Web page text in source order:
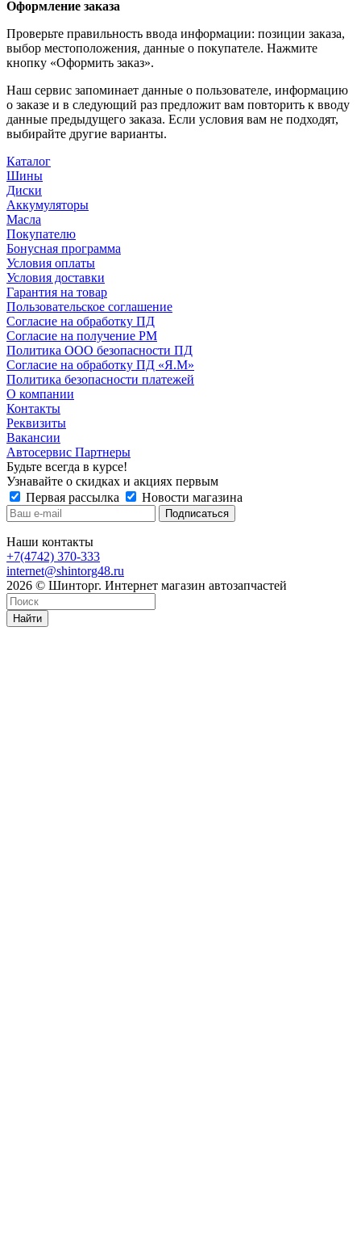
Оформление заказа
Проверьте правильность ввода информации: позиции заказа,
выбор местоположения, данные о покупателе. Нажмите
кнопку «Оформить заказ».
Наш сервис запоминает данные о пользователе, информацию
о заказе и в следующий раз предложит вам повторить к вводу
данные предыдущего заказа. Если условия вам не подходят,
выбирайте другие варианты.
Каталог
Шины
Диски
Аккумуляторы
Масла
Покупателю
Бонусная программа
Условия оплаты
Условия доставки
Гарантия на товар
Пользовательское соглашение
Согласие на обработку ПД
Согласие на получение РМ
Политика ООО безопасности ПД
Согласие на обработку ПД «Я.М»
Политика безопасности платежей
О компании
Контакты
Реквизиты
Вакансии
Автосервис Партнеры
Будьте всегда в курсе!
Узнавайте о скидках и акциях первым
Первая рассылка
Новости магазина
Наши контакты
+7(4742) 370-333
internet@shintorg48.ru
2026 © Шинторг. Интернет магазин автозапчастей
Найти